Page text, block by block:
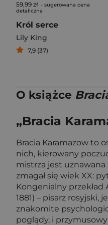
59,99 zł - sugerowana cena
detaliczna
Król serce
Lily King
7,9 (37)
O książce
„Bracia
Bracia Karamazow to
nich, kierowany
mistrza jest
zmagał się wiek XX:
Kongenialny przekład
1881) – pisarz
znakomite
poglądy, i